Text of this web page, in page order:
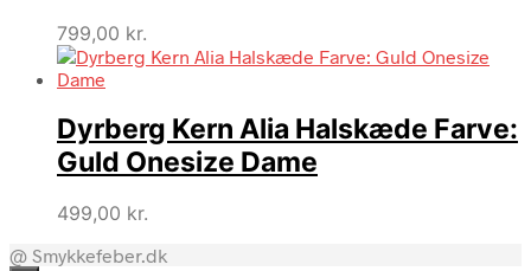
799,00 kr.
Dyrberg Kern Alia Halskæde Farve:
Guld Onesize Dame
499,00 kr.
@ Smykkefeber.dk